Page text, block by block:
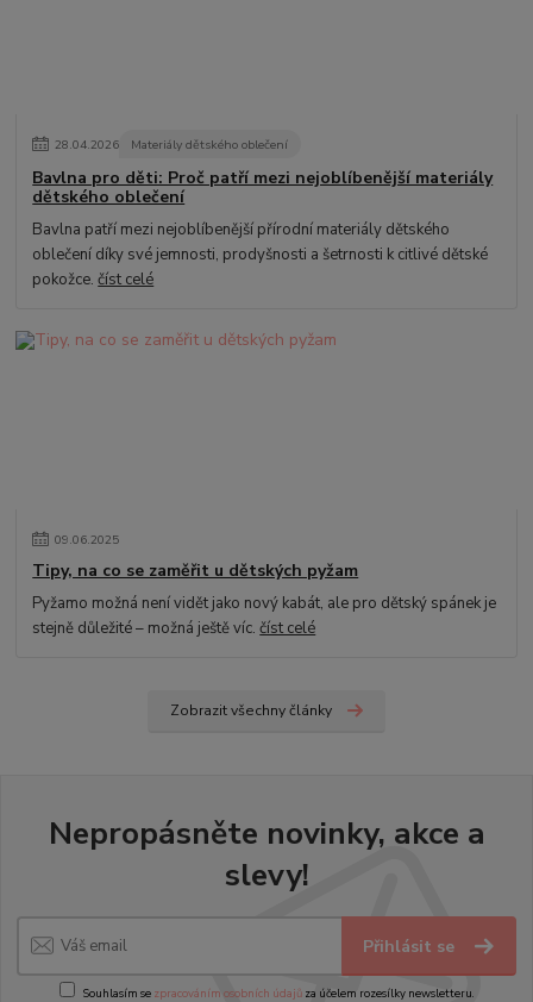
28.04.2026 Materiály dětského oblečení
Bavlna pro děti: Proč patří mezi nejoblíbenější materiály
dětského oblečení
Bavlna patří mezi nejoblíbenější přírodní materiály dětského
oblečení díky své jemnosti, prodyšnosti a šetrnosti k citlivé dětské
pokožce.číst celé
09.06.2025
Tipy, na co se zaměřit u dětských pyžam
Pyžamo možná není vidět jako nový kabát, ale pro dětský spánek je
stejně důležité – možná ještě víc.číst celé
Zobrazit všechny články
Nepropásněte novinky, akce a
slevy!
Přihlásit se
Souhlasím se zpracováním osobních údajůza účelem rozesílky newsletteru.